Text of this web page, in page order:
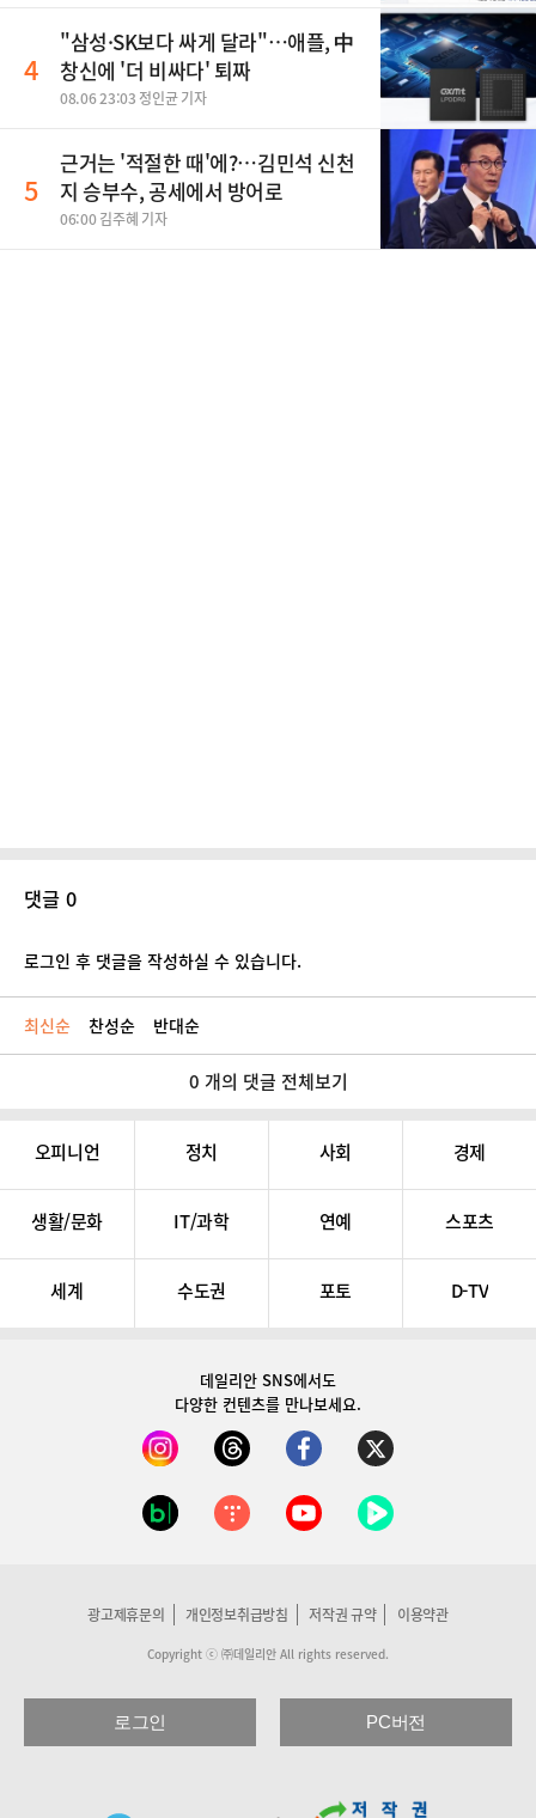
4
"삼성·SK보다 싸게 달라"…애플, 中
창신에 '더 비싸다' 퇴짜
08.06 23:03 정인균 기자
5
근거는 '적절한 때'에?…김민석 신천
지 승부수, 공세에서 방어로
06:00 김주혜 기자
댓글 0
로그인 후 댓글을 작성하실 수 있습니다.
최신순 찬성순 반대순
0 개의 댓글 전체보기
오피니언 정치 사회 경제
생활/문화 IT/과학 연예 스포츠
세계 수도권 포토 D-TV
데일리안 SNS에서도
다양한 컨텐츠를 만나보세요.
광고제휴문의 개인정보취급방침 저작권 규약 이용약관
Copyright ⓒ ㈜데일리안 All rights reserved.
로그인 PC버전